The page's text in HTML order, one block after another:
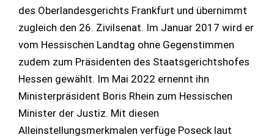
des Oberlandesgerichts Frankfurt und übernimmt
zugleich den 26. Zivilsenat. Im Januar 2017 wird er
vom Hessischen Landtag ohne Gegenstimmen
zudem zum Präsidenten des Staatsgerichtshofes
Hessen gewählt. Im Mai 2022 ernennt ihn
Ministerpräsident Boris Rhein zum Hessischen
Minister der Justiz. Mit diesen
Alleinstellungsmerkmalen verfüge Poseck laut